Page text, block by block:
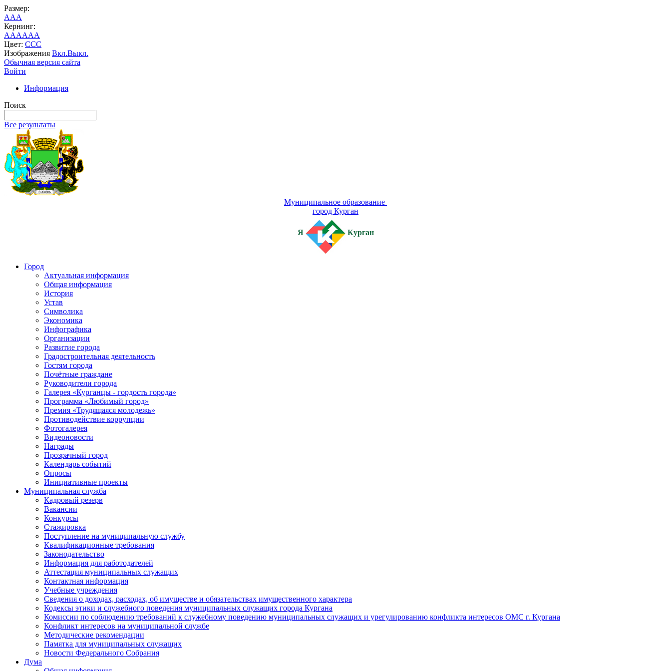
Размер:
AAA
Кернинг:
AAAAAA
Цвет: CCC
Изображения Вкл.Выкл.
Обычная версия сайта
Войти
Информация
Поиск
Все результаты
Муниципальное образование
город Курган
Я Курган
Город
Актуальная информация
Общая информация
История
Устав
Символика
Экономика
Инфографика
Организации
Развитие города
Градостроительная деятельность
Гостям города
Почётные граждане
Руководители города
Галерея «Курганцы - гордость города»
Программа «Любимый город»
Премия «Трудящаяся молодежь»
Противодействие коррупции
Фотогалерея
Видеоновости
Награды
Прозрачный город
Календарь событий
Опросы
Инициативные проекты
Муниципальная служба
Кадровый резерв
Вакансии
Конкурсы
Стажировка
Поступление на муниципальную службу
Квалификационные требования
Законодательство
Информация для работодателей
Аттестация муниципальных служащих
Контактная информация
Учебные учреждения
Сведения о доходах, расходах, об имуществе и обязательствах имущественного характера
Кодексы этики и служебного поведения муниципальных служащих города Кургана
Комиссии по соблюдению требований к служебному поведению муниципальных служащих и урегулированию конфликта интересов ОМС г. Кургана
Конфликт интересов на муниципальной службе
Методические рекомендации
Памятка для муниципальных служащих
Новости Федерального Cобрания
Дума